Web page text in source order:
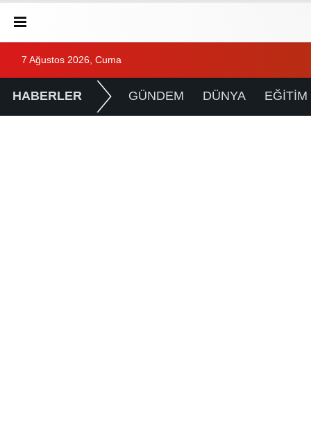
7 Ağustos 2026, Cuma
HABERLER GÜNDEM DÜNYA EĞİTİM